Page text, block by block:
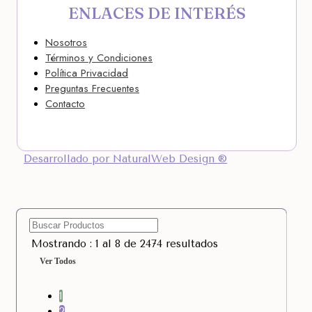
ENLACES DE INTERÉS
Nosotros
Términos y Condiciones
Política Privacidad
Preguntas Frecuentes
Contacto
Desarrollado por NaturalWeb Design ®
Mostrando : 1 al 8 de 2474 resultados
Ver Todos
1